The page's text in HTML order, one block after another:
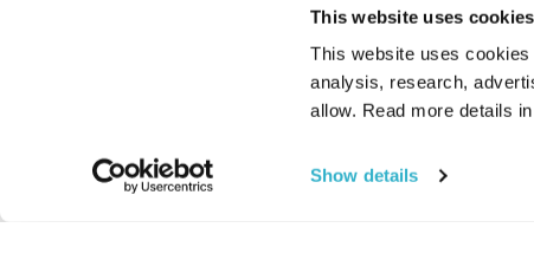
This website uses cookies
This website uses
analysis, research,
allow. Read more details
Show details